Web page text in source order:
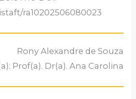
ra10202506080023
Rony Alexandre de Souza
Prof(a). Dr(a). Ana Carolina